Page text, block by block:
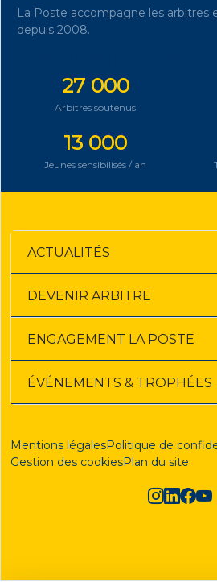
La Poste accompagne les arbitres
depuis 2008.
27 000
Arbitres soutenus
13 000
Jeunes sensibilisés / an
ACTUALITÉS
DEVENIR ARBITRE
ENGAGEMENT LA POSTE
ÉVÉNEMENTS & TROPHÉES
Mentions légalesPolitique de
Gestion des cookiesPlan du site